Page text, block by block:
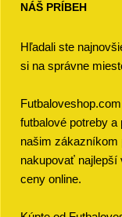
NÁŠ PRÍBEH
Hľadali ste
si na správne
futbalové potreby
našim zákazníkom
nakupovať najlepší
ceny online.